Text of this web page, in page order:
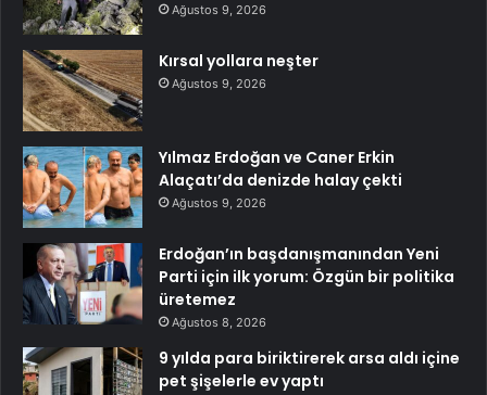
Ağustos 9, 2026
Kırsal yollara neşter
Ağustos 9, 2026
Yılmaz Erdoğan ve Caner Erkin
Alaçatı’da denizde halay çekti
Ağustos 9, 2026
Erdoğan’ın başdanışmanından Yeni
Parti için ilk yorum: Özgün bir politika
üretemez
Ağustos 8, 2026
9 yılda para biriktirerek arsa aldı içine
pet şişelerle ev yaptı